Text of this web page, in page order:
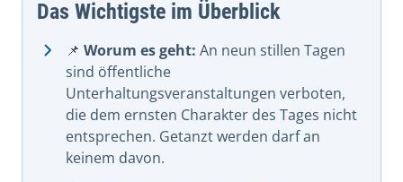
Das Wichtigste im Überblick
📌 Worum es geht: An neun stillen Tagen
sind öffentliche
Unterhaltungsveranstaltungen verboten,
die dem ernsten Charakter des Tages nicht
entsprechen. Getanzt werden darf an
keinem davon.